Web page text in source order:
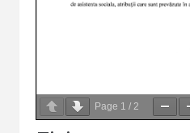
Page 1 / 2